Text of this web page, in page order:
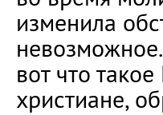
изменила
вот что
христиане,